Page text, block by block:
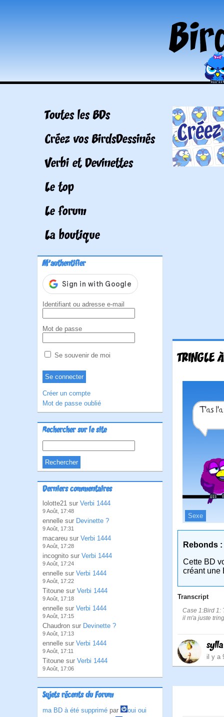
Toutes les BDs
Créez vos BirdsDessinés
Verbi et Devinettes
Le top
Le forum
La boutique
M'authentifier
Identifiant ou adresse e-mail
Mot de passe
Se souvenir de moi
Créer un compte
Mot de passe oublié
Rechercher sur le site
Derniers commentaires
lolotte21 sur Verbi 1444
9 Août, 17:48
ennelle sur Devinette ?
9 Août, 17:31
macareu sur Verbi 1444
9 Août, 17:28
incognito sur Verbi 1444
9 Août, 17:24
ennelle sur Verbi 1444
9 Août, 17:22
Titoune sur Verbi 1444
9 Août, 17:18
ennelle sur Verbi 1444
9 Août, 17:15
Chaudron sur Devinette ?
9 Août, 17:13
ennelle sur Verbi 1444
9 Août, 17:11
Titoune sur Verbi 1444
9 Août, 17:06
Sujets récents du Forum
ma BD à été supprimé par
oui oui
TRINGLE
Sexe
Rebonds :
Cette BD
créant une
Transcript
Case 1:Bird 1:
il m'a juste
sylla
il y a